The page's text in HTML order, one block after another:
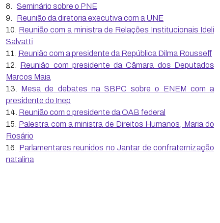
8. Seminário sobre o PNE
9. Reunião da diretoria executiva com a UNE
10. Reunião com a ministra de Relações Institucionais Ideli
Salvatti
11. Reunião com a presidente da República Dilma Rousseff
12. Reunião com presidente da Câmara dos Deputados
Marcos Maia
13. Mesa de debates na SBPC sobre o ENEM com a
presidente do Inep
14. Reunião com o presidente da OAB federal
15. Palestra com a ministra de Direitos Humanos, Maria do
Rosário
16. Parlamentares reunidos no Jantar de confraternização
natalina